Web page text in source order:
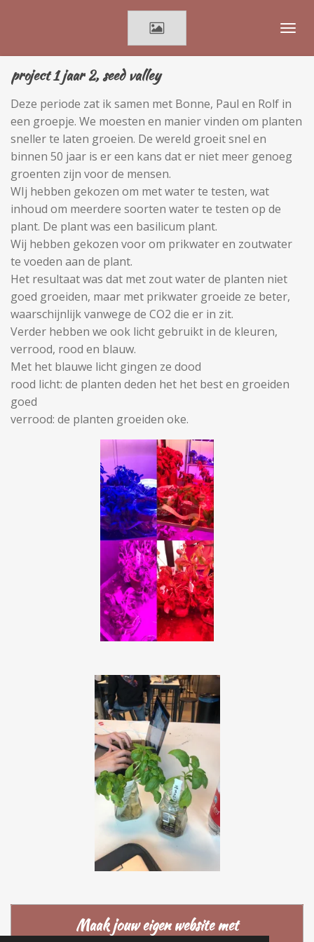
hoofdinhoud
project 1 jaar 2, seed valley
Deze periode zat ik samen met Bonne, Paul en Rolf in
een groepje. We moesten en manier vinden om planten
sneller te laten groeien. De wereld groeit snel en
binnen 50 jaar is er een kans dat er niet meer genoeg
groenten zijn voor de mensen.
WIj hebben gekozen om met water te testen, wat
inhoud om meerdere soorten water te testen op de
plant. De plant was een basilicum plant.
Wij hebben gekozen voor om prikwater en zoutwater
te voeden aan de plant.
Het resultaat was dat met zout water de planten niet
goed groeiden, maar met prikwater groeide ze beter,
waarschijnlijk vanwege de CO2 die er in zit.
Verder hebben we ook licht gebruikt in de kleuren,
verrood, rood en blauw.
Met het blauwe licht gingen ze dood
rood licht: de planten deden het het best en groeiden
goed
verrood: de planten groeiden oke.
Maak jouw eigen website met